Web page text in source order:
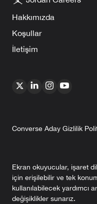
Hakkımızda
Koşullar
İletişim
Converse Aday Gizlilik
Ekran okuyucular, işaret
için erişilebilir ve tek
kullanılabilecek yardımcı
değişiklikler sunarız.